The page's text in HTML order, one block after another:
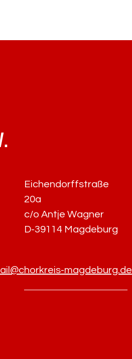
Eichendorffstraße
20a
c/o Antje Wagner
D-39114 Magdeburg
magdeburg.de